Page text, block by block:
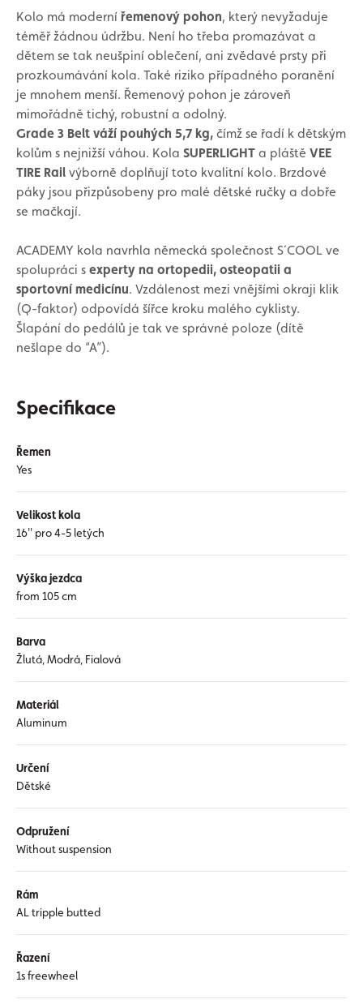
Kolo má moderní řemenový pohon, který nevyžaduje
téměř žádnou údržbu. Není ho třeba promazávat a
dětem se tak neušpiní oblečení, ani zvědavé prsty při
prozkoumávání kola. Také riziko případného poranění
je mnohem menší. Řemenový pohon je zároveň
mimořádně tichý, robustní a odolný.
Grade 3 Belt váží pouhých 5,7 kg, čímž se řadí k dětským
kolům s nejnižší váhou. Kola SUPERLIGHT a pláště VEE
TIRE Rail výborně doplňují toto kvalitní kolo. Brzdové
páky jsou přizpůsobeny pro malé dětské ručky a dobře
se mačkají.
ACADEMY kola navrhla německá společnost S´COOL ve
spolupráci s experty na ortopedii, osteopatii a
sportovní medicínu. Vzdálenost mezi vnějšími okraji klik
(Q-faktor) odpovídá šířce kroku malého cyklisty.
Šlapání do pedálů je tak ve správné poloze (dítě
nešlape do “A”).
Specifikace
Řemen
Yes
Velikost kola
16'' pro 4-5 letých
Výška jezdca
from 105 cm
Barva
Žlutá, Modrá, Fialová
Materiál
Aluminum
Určení
Dětské
Odpružení
Without suspension
Rám
AL tripple butted
Řazení
1s freewheel